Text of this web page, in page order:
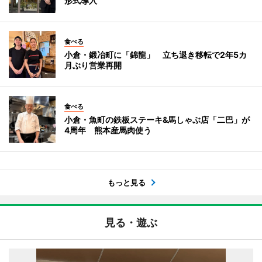
食べる
小倉・鍛冶町に「錦龍」 立ち退き移転で2年5カ
月ぶり営業再開
食べる
小倉・魚町の鉄板ステーキ&馬しゃぶ店「二巴」が
4周年 熊本産馬肉使う
もっと見る
見る・遊ぶ